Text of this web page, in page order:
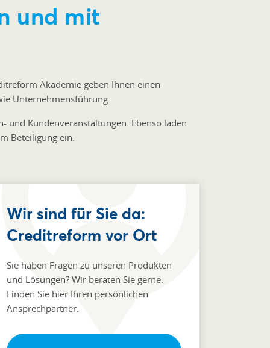
und mit
Akademie geben Ihnen einen
Unternehmensführung.
und Kundenveranstaltungen. Ebenso laden
Beteiligung ein.
Wir sind für Sie da:
Creditreform vor Ort
Sie haben Fragen zu unseren Produkten
und Lösungen? Wir beraten Sie gerne.
Finden Sie hier Ihren persönlichen
Ansprechpartner.